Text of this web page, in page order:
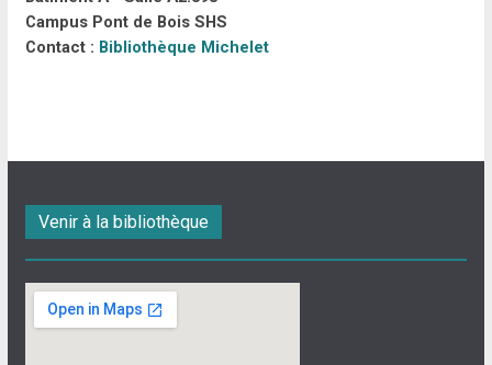
Campus Pont de Bois SHS
Contact : Bibliothèque Michelet
Venir à la bibliothèque